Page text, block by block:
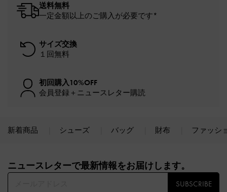
送料無料
一定金額以上のご購入が必要です*
サイズ交換
１回無料
初回購入10%OFF
会員登録＋ニュースレター購読
新着商品 シューズ バッグ 財布 ファッシ
ニュースレターで最新情報をお届けします。​
SUBSCRIBE